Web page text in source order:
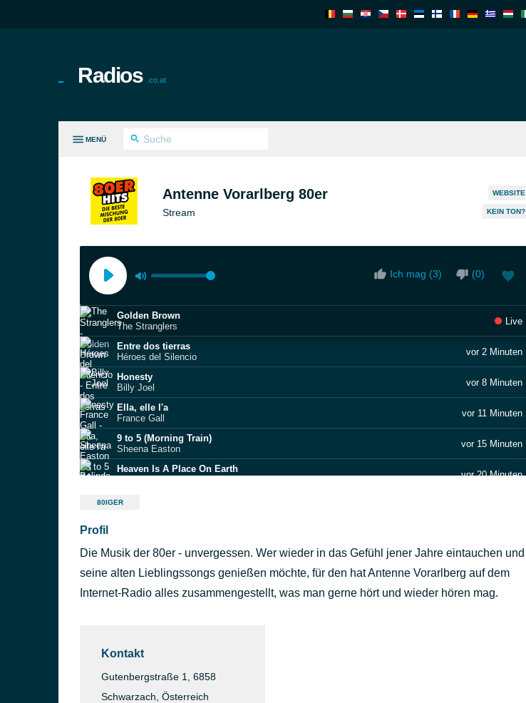
Radios .co.at
MENÜ
Antenne Vorarlberg 80er
Stream
WEBSITE
KEIN TON?
Ich mag (3) (0)
Golden Brown
The Stranglers
Live
Entre dos tierras
Héroes del Silencio
vor 2 Minuten
Honesty
Billy Joel
vor 8 Minuten
Ella, elle l'a
France Gall
vor 11 Minuten
9 to 5 (Morning Train)
Sheena Easton
vor 15 Minuten
Heaven Is A Place On Earth
vor 20 Minuten
Rock 'n' Roll is King
(I Just) Died in Your Arms
Cutting Crew
vor 32 Minuten
The Message Is Love
vor 36 Minuten
80IGER
Profil
Die Musik der 80er - unvergessen. Wer wieder in das Gefühl jener Jahre eintauchen und
seine alten Lieblingssongs genießen möchte, für den hat Antenne Vorarlberg auf dem
Internet-Radio alles zusammengestellt, was man gerne hört und wieder hören mag.
Kontakt
Gutenbergstraße 1, 6858
Schwarzach, Österreich